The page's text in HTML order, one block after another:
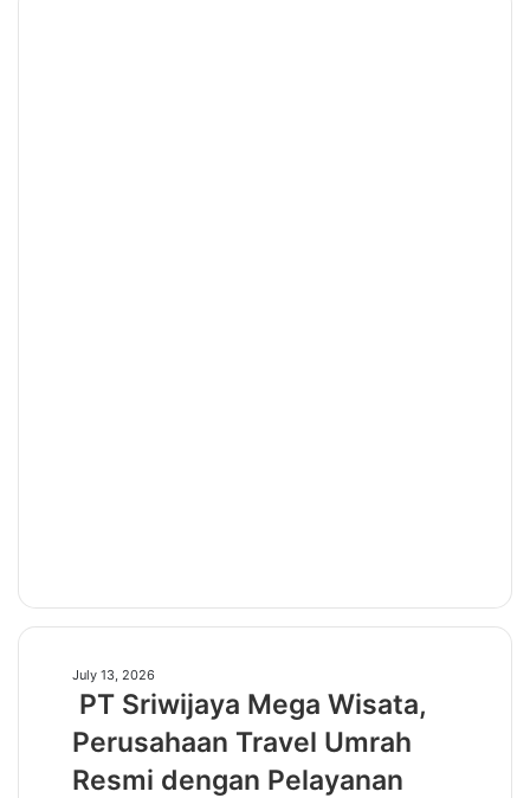
PT
Sriwijaya
Wisata,
Perusahaan
July 13, 2026
PT Sriwijaya Mega Wisata,
Perusahaan Travel Umrah
Resmi dengan Pelayanan